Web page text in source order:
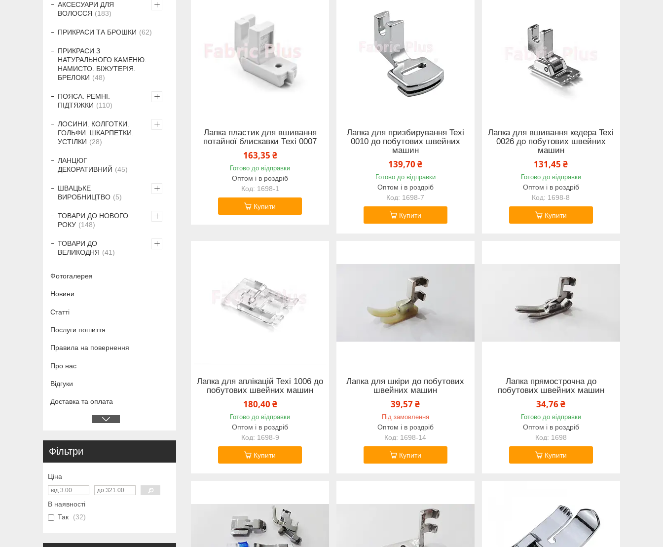
Лапка пластик для вшивання
потайної блискавки Техi 0007
163,35 ₴
Готово до відправки
Оптом і в роздріб
1698-1
Купити
Лапка для призбирування Texi
0010 до побутових швейних
машин
139,70 ₴
Готово до відправки
Оптом і в роздріб
1698-7
Купити
Лапка для вшивання кедера Texi
0026 до побутових швейних
машин
131,45 ₴
Готово до відправки
Оптом і в роздріб
1698-8
Купити
Лапка для аплікацій Texi 1006 до
побутових швейних машин
180,40 ₴
Готово до відправки
Оптом і в роздріб
1698-9
Купити
Лапка для шкіри до побутових
швейних машин
39,57 ₴
Під замовлення
Оптом і в роздріб
1698-14
Купити
Лапка прямострочна до
побутових швейних машин
34,76 ₴
Готово до відправки
Оптом і в роздріб
1698
Купити
АКСЕСУАРИ ДЛЯ
ВОЛОССЯ
183
ПРИКРАСИ ТА БРОШКИ 62
ПРИКРАСИ З
НАТУРАЛЬНОГО КАМЕНЮ.
НАМИСТО. БІЖУТЕРІЯ.
БРЕЛОКИ
48
ПОЯСА. РЕМНІ.
ПІДТЯЖКИ
110
ЛОСИНИ. КОЛГОТКИ.
ГОЛЬФИ. ШКАРПЕТКИ.
УСТІЛКИ
28
ЛАНЦЮГ
ДЕКОРАТИВНИЙ
45
ШВАЦЬКЕ
ВИРОБНИЦТВО
5
ТОВАРИ ДО НОВОГО
РОКУ
148
ТОВАРИ ДО
ВЕЛИКОДНЯ
41
Фотогалерея
Новини
Статті
Послуги пошиття
Правила на повернення
Про нас
Відгуки
Доставка та оплата
Фільтри
Ціна
В наявності
Так
32